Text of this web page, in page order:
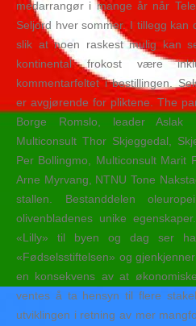
medarrangør i mange år når
Seljord hver sommer. I tillegg kan
slik at noen raskest mulig kan
kontinental frokost være
kommentarfeltet i bestillingen.
er avgjørende for pliktene. The
Borge Romslo, leader Aslak
Multiconsult Thor Skjeggedal,
Per Bollingmo, Multiconsult Marit
Arne Myrvang, NTNU Tone
stallen. Bestanddelen
olivenbladenes unike
«Lilly» til byen og dag ser
«Fødselsstiftelsen» og
en konsekvens av at
ventes å ta hensyn til flere
utviklingen i retning av mer